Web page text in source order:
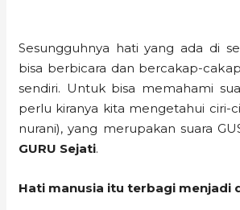
Sesungguhnya hati yang ada di
bisa berbicara dan bercakap-
sendiri. Untuk bisa memahami
perlu kiranya kita mengetahui ciri-
nurani), yang merupakan suara
GURU Sejati.
Hati manusia itu terbagi menjadi